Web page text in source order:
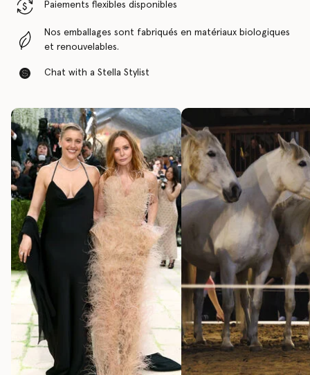
Paiements flexibles disponibles
Nos emballages sont fabriqués en matériaux biologiques
et renouvelables.
Chat with a Stella Stylist